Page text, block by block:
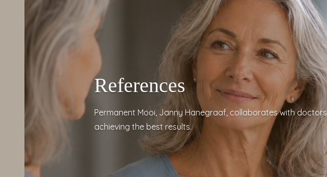
References
Permanent Mooi, Janny Hanegraaf, collaborates with
achieving the best results.